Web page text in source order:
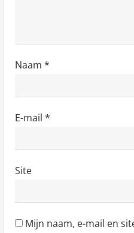
Naam *
E-mail *
Site
Mijn naam, e-mail en